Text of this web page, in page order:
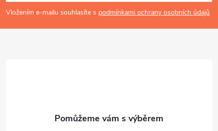
p
a
Vložením e-mailu souhlasíte s podmínkami ochrany osobních údajů